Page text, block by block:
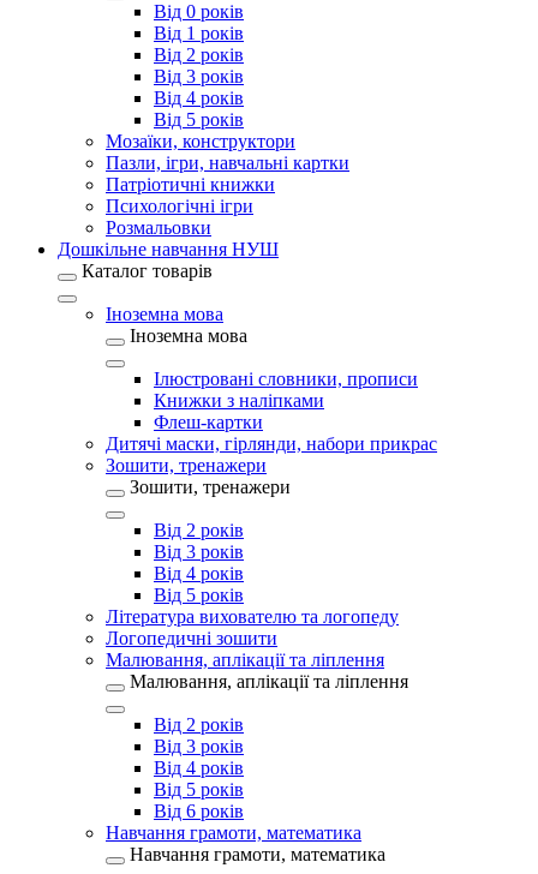
Від 0 років
Від 1 років
Від 2 років
Від 3 років
Від 4 років
Від 5 років
Мозаїки, конструктори
Пазли, ігри, навчальні картки
Патріотичні книжки
Психологічні ігри
Розмальовки
Дошкільне навчання НУШ
Каталог товарів
Іноземна мова
Іноземна мова
Ілюстровані словники, прописи
Книжки з наліпками
Флеш-картки
Дитячі маски, гірлянди, набори прикрас
Зошити, тренажери
Зошити, тренажери
Від 2 років
Від 3 років
Від 4 років
Від 5 років
Література вихователю та логопеду
Логопедичні зошити
Малювання, аплікації та ліплення
Малювання, аплікації та ліплення
Від 2 років
Від 3 років
Від 4 років
Від 5 років
Від 6 років
Навчання грамоти, математика
Навчання грамоти, математика